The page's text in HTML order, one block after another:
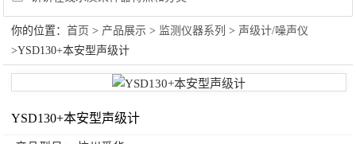
你的位置：首页 > 产品展示 > 监测仪器系列 > 声级计/噪声仪
>YSD130+本安型声级计
YSD130+本安型声级计